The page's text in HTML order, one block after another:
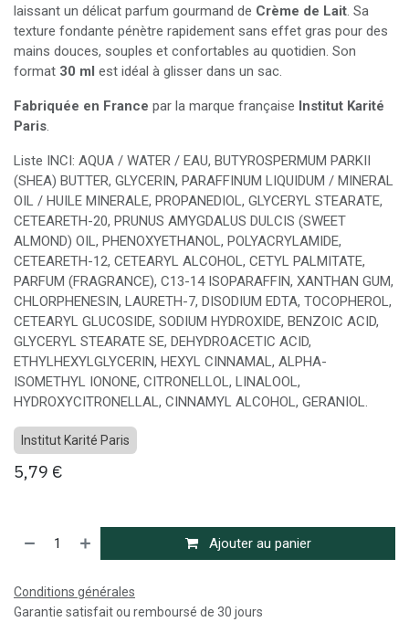
laissant un délicat parfum gourmand de Crème de Lait. Sa
texture fondante pénètre rapidement sans effet gras pour des
mains douces, souples et confortables au quotidien. Son
format 30 ml est idéal à glisser dans un sac.
Fabriquée en France par la marque française Institut Karité
Paris.
Liste INCI: AQUA / WATER / EAU, BUTYROSPERMUM PARKII
(SHEA) BUTTER, GLYCERIN, PARAFFINUM LIQUIDUM / MINERAL
OIL / HUILE MINERALE, PROPANEDIOL, GLYCERYL STEARATE,
CETEARETH-20, PRUNUS AMYGDALUS DULCIS (SWEET
ALMOND) OIL, PHENOXYETHANOL, POLYACRYLAMIDE,
CETEARETH-12, CETEARYL ALCOHOL, CETYL PALMITATE,
PARFUM (FRAGRANCE), C13-14 ISOPARAFFIN, XANTHAN GUM,
CHLORPHENESIN, LAURETH-7, DISODIUM EDTA, TOCOPHEROL,
CETEARYL GLUCOSIDE, SODIUM HYDROXIDE, BENZOIC ACID,
GLYCERYL STEARATE SE, DEHYDROACETIC ACID,
ETHYLHEXYLGLYCERIN, HEXYL CINNAMAL, ALPHA-
ISOMETHYL IONONE, CITRONELLOL, LINALOOL,
HYDROXYCITRONELLAL, CINNAMYL ALCOHOL, GERANIOL.
Institut Karité Paris
5,79 €
Ajouter au panier
Conditions générales
Garantie satisfait ou remboursé de 30 jours